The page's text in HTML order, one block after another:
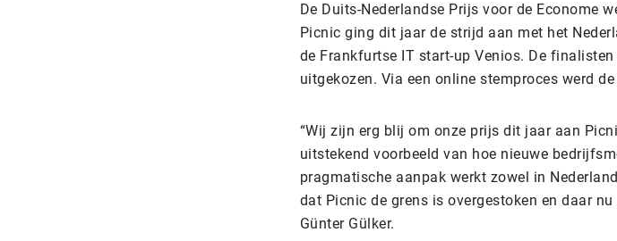
De Duits-Nederlandse Prijs voor de Econome
Picnic ging dit jaar de strijd aan met het
de Frankfurtse IT start-up Venios. De
uitgekozen. Via een online stemproces werd
“Wij zijn erg blij om onze prijs dit jaar aan
uitstekend voorbeeld van hoe nieuwe
pragmatische aanpak werkt zowel in
dat Picnic de grens is overgestoken en daar
Günter Gülker.